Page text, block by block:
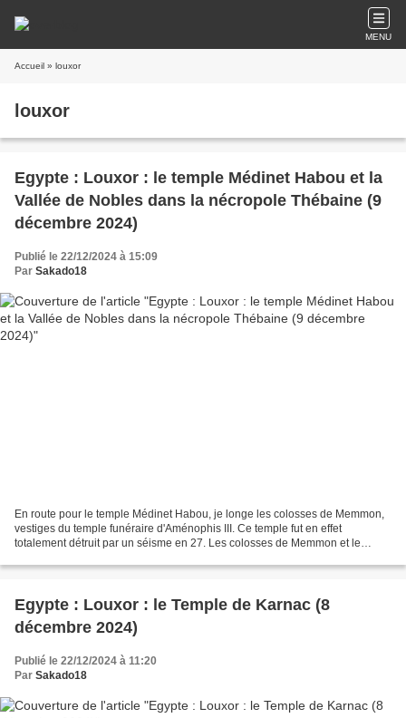
MENU
Accueil » louxor
louxor
Egypte : Louxor : le temple Médinet Habou et la
Vallée de Nobles dans la nécropole Thébaine (9
décembre 2024)
Publié le 22/12/2024 à 15:09
Par Sakado18
En route pour le temple Médinet Habou, je longe les colosses de Memmon,
vestiges du temple funéraire d'Aménophis III. Ce temple fut en effet
totalement détruit par un séisme en 27. Les colosses de Memmon et le
Egypte : Louxor : le Temple de Karnac (8
décembre 2024)
Publié le 22/12/2024 à 11:20
Par Sakado18